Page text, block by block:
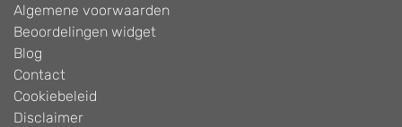
Algemene voorwaarden
Beoordelingen widget
Blog
Contact
Cookiebeleid
Disclaimer